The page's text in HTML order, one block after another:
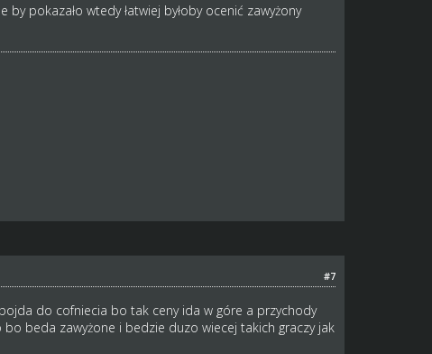
pokazało wtedy łatwiej byłoby ocenić zawyżony
#7
do cofniecia bo tak ceny ida w góre a przychody
beda zawyżone i bedzie duzo wiecej takich graczy jak